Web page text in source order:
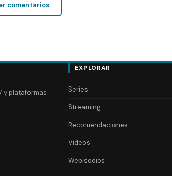
comentarios
y plataformas
EXPLORAR
Series
Streaming
Recomendaciones
Videos
Webisodios